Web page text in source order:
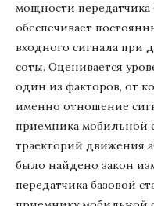
мощности передатчика
обеспечивает
входного сигнала при
соты. Оценивается
один из факторов, от
именно отношение
приемника мобильной
траекторий движения
было найдено закон
передатчика базовой